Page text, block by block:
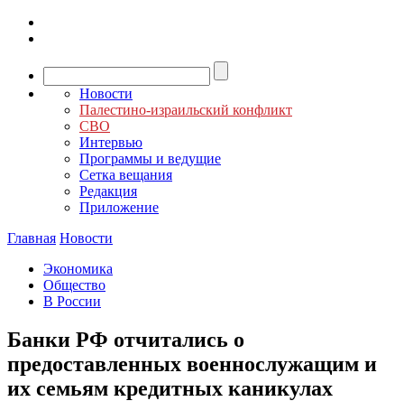
Новости
Палестино-израильский конфликт
СВО
Интервью
Программы и ведущие
Сетка вещания
Редакция
Приложение
Главная Новости
Экономика
Общество
В России
Банки РФ отчитались о
предоставленных военнослужащим и
их семьям кредитных каникулах